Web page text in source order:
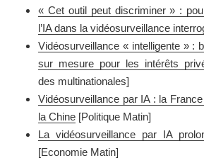
« Cet outil peut discriminer » :
l’IA dans la vidéosurveillance
Vidéosurveillance « intelligente » :
sur mesure pour les intérêts
des multinationales]
Vidéosurveillance par IA : la
la Chine [Politique Matin]
La vidéosurveillance par IA
[Economie Matin]